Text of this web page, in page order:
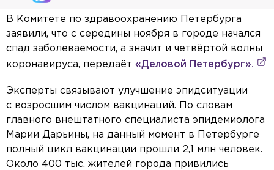
В Комитете по здравоохранению Петербурга
заявили, что с середины ноября в городе начался
спад заболеваемости, а значит и четвёртой волны
коронавируса, передаёт «Деловой Петербург».
Эксперты связывают улучшение эпидситуации
с возросшим числом вакцинаций. По словам
главного внештатного специалиста эпидемиолога
Марии Дарьины, на данный момент в Петербурге
полный цикл вакцинации прошли 2,1 млн человек.
Около 400 тыс. жителей города привились